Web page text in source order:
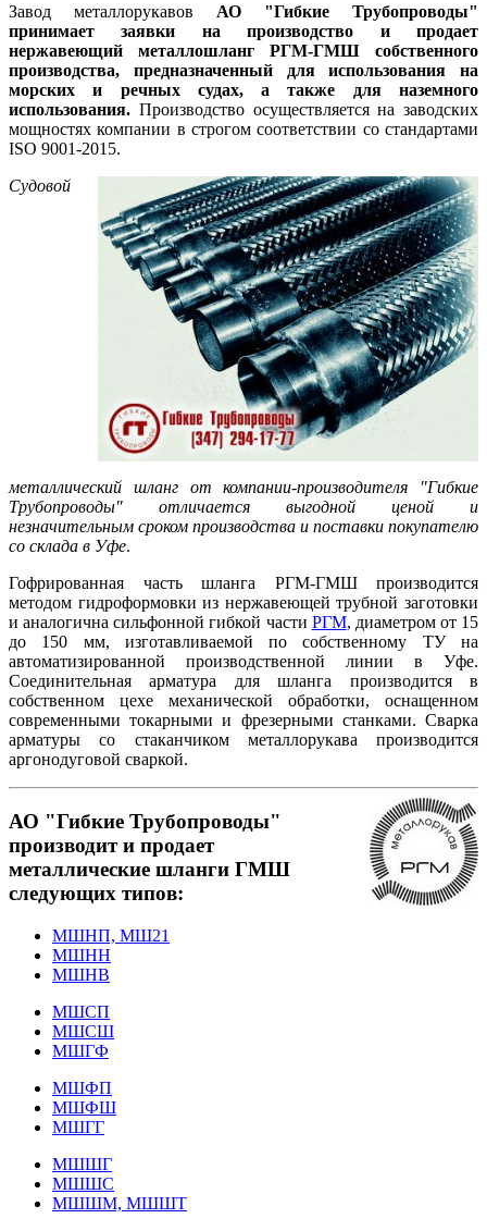
Завод металлорукавов АО "Гибкие Трубопроводы"
принимает заявки на производство и продает
нержавеющий металлошланг РГМ-ГМШ собственного
производства, предназначенный для использования на
морских и речных судах, а также для наземного
использования. Производство осуществляется на заводских
мощностях компании в строгом соответствии со стандартами
ISO 9001-2015.
Судовой
металлический шланг от компании-производителя "Гибкие
Трубопроводы" отличается выгодной ценой и
незначительным сроком производства и поставки покупателю
со склада в Уфе.
Гофрированная часть шланга РГМ-ГМШ производится
методом гидроформовки из нержавеющей трубной заготовки
и аналогична сильфонной гибкой части РГМ, диаметром от 15
до 150 мм, изготавливаемой по собственному ТУ на
автоматизированной производственной линии в Уфе.
Соединительная арматура для шланга производится в
собственном цехе механической обработки, оснащенном
современными токарными и фрезерными станками. Сварка
арматуры со стаканчиком металлорукава производится
аргонодуговой сваркой.
АО "Гибкие Трубопроводы"
производит и продает
металлические шланги ГМШ
следующих типов:
МШНП, МШ21
МШНН
МШНВ
МШСП
МШСШ
МШГФ
МШФП
МШФШ
МШГГ
МШШГ
МШШС
МШШМ, МШШТ